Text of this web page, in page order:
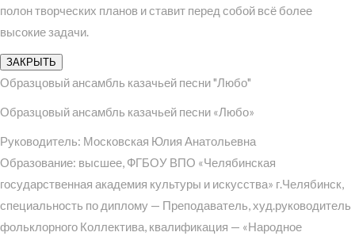
полон творческих планов и ставит перед собой всё более
высокие задачи.
ЗАКРЫТЬ
Образцовый ансамбль казачьей песни "Любо"
Образцовый ансамбль казачьей песни «Любо»
Руководитель: Московская Юлия Анатольевна
Образование: высшее, ФГБОУ ВПО «Челябинская
государственная академия культуры и искусства» г.Челябинск,
специальность по диплому — Преподаватель, худ.руководитель
фольклорного Коллектива, квалификация — «Народное